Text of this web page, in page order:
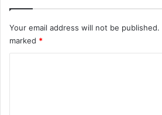
Your email address will not be published.
marked *